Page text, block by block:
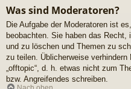
Was sind Moderatoren?
Die Aufgabe der Moderatoren ist
beobachten. Sie haben das
und zu löschen und Themen zu
zu teilen. Üblicherweise
„offtopic“, d. h. etwas nicht zum
bzw. Angreifendes schreiben.